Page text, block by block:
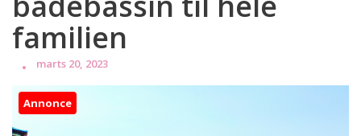
familien
marts 20, 2023
Annonce